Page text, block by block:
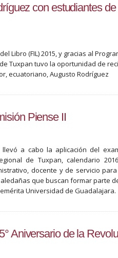
con estudiantes
Libro (FIL) 2015, y gracias al
Tuxpan tuvo la oportunidad de
ecuatoriano, Augusto Rodríguez
Piense II
a cabo la aplicación del
de Tuxpan, calendario
docente y de servicio
que buscan formar parte
Universidad de Guadalajara.
Aniversario de la